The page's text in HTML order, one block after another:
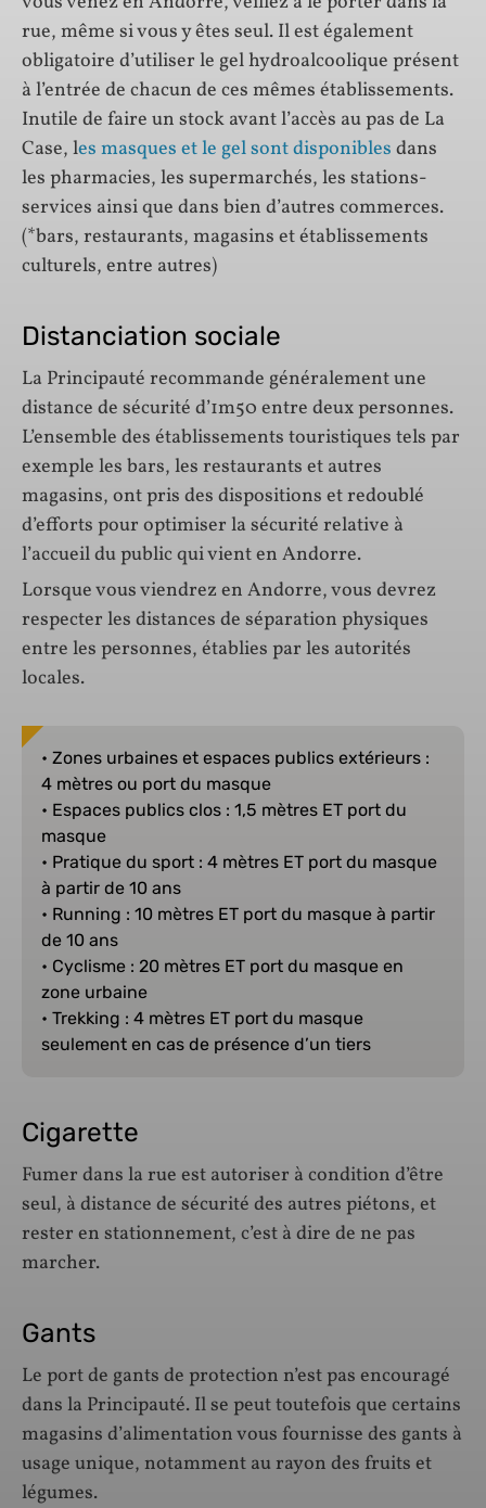
rue, même si vous y êtes seul. Il est également
obligatoire d’utiliser le gel hydroalcoolique présent
à l’entrée de chacun de ces mêmes établissements.
Inutile de faire un stock avant l’accès au pas de La
Case, les masques et le gel sont disponibles dans
les pharmacies, les supermarchés, les stations-
services ainsi que dans bien d’autres commerces.
(*bars, restaurants, magasins et établissements
culturels, entre autres)
Distanciation sociale
La Principauté recommande généralement une
distance de sécurité d’1m50 entre deux personnes.
L’ensemble des établissements touristiques tels par
exemple les bars, les restaurants et autres
magasins, ont pris des dispositions et redoublé
d’efforts pour optimiser la sécurité relative à
l’accueil du public qui vient en Andorre.
Lorsque vous viendrez en Andorre, vous devrez
respecter les distances de séparation physiques
entre les personnes, établies par les autorités
locales.
• Zones urbaines et espaces publics extérieurs :
4 mètres ou port du masque
• Espaces publics clos : 1,5 mètres ET port du
masque
• Pratique du sport : 4 mètres ET port du masque
à partir de 10 ans
• Running : 10 mètres ET port du masque à partir
de 10 ans
• Cyclisme : 20 mètres ET port du masque en
zone urbaine
• Trekking : 4 mètres ET port du masque
seulement en cas de présence d’un tiers
Cigarette
Fumer dans la rue est autoriser à condition d’être
seul, à distance de sécurité des autres piétons, et
rester en stationnement, c’est à dire de ne pas
marcher.
Gants
Le port de gants de protection n’est pas encouragé
dans la Principauté. Il se peut toutefois que certains
magasins d’alimentation vous fournisse des gants à
usage unique, notamment au rayon des fruits et
légumes.